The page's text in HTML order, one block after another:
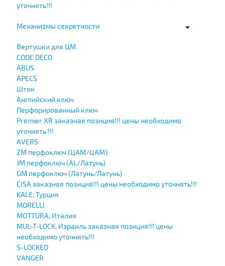
уточнять!!!
Механизмы секретности
Вертушки для ЦМ
CODE DECO
ABUS
APECS
Шток
Английский ключ
Перфорированный ключ
Premier XR заказная позиция!!! цены необходимо
уточнять !!!
AVERS
ZM перфоключ (ЦАМ/ЦАМ)
JМ перфоключ (АL/Латунь)
GM перфоключ (Латунь/Латунь)
CISA заказная позиция!!! цены необходимо уточнять!!!
KALE, Турция
MORELLI
MOTTURA, Италия
MUL-T-LOCK, Израиль заказная позиция!!! цены
необходимо уточнять!!!
S-LOCKED
VANGER